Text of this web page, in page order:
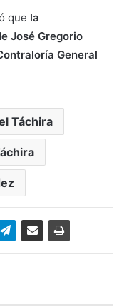
que la
José Gregorio
General
Táchira